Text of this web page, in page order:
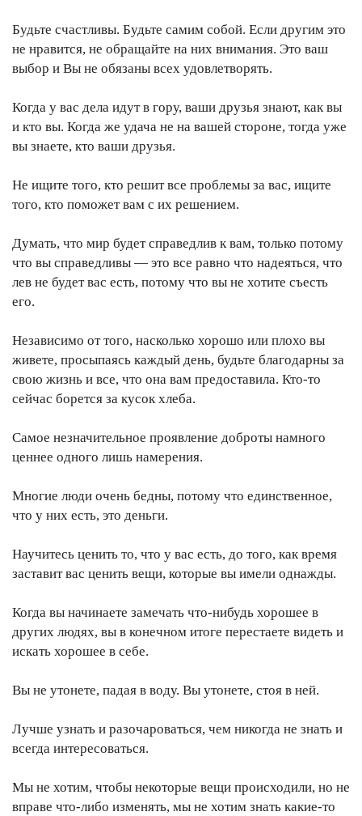
Будьте счастливы. Будьте самим собой. Если другим это
не нравится, не обращайте на них внимания. Это ваш
выбор и Вы не обязаны всех удовлетворять.
Когда у вас дела идут в гору, ваши друзья знают, как вы
и кто вы. Когда же удача не на вашей стороне, тогда уже
вы знаете, кто ваши друзья.
Не ищите того, кто решит все проблемы за вас, ищите
того, кто поможет вам с их решением.
Думать, что мир будет справедлив к вам, только потому
что вы справедливы — это все равно что надеяться, что
лев не будет вас есть, потому что вы не хотите съесть
его.
Независимо от того, насколько хорошо или плохо вы
живете, просыпаясь каждый день, будьте благодарны за
свою жизнь и все, что она вам предоставила. Кто-то
сейчас борется за кусок хлеба.
Самое незначительное проявление доброты намного
ценнее одного лишь намерения.
Многие люди очень бедны, потому что единственное,
что у них есть, это деньги.
Научитесь ценить то, что у вас есть, до того, как время
заставит вас ценить вещи, которые вы имели однажды.
Когда вы начинаете замечать что-нибудь хорошее в
других людях, вы в конечном итоге перестаете видеть и
искать хорошее в себе.
Вы не утонете, падая в воду. Вы утонете, стоя в ней.
Лучше узнать и разочароваться, чем никогда не знать и
всегда интересоваться.
Мы не хотим, чтобы некоторые вещи происходили, но не
вправе что-либо изменять, мы не хотим знать какие-то